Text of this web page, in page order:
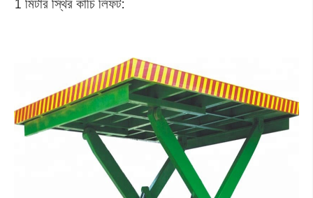
1 মিটার স্থির কাঁচি লিফট: